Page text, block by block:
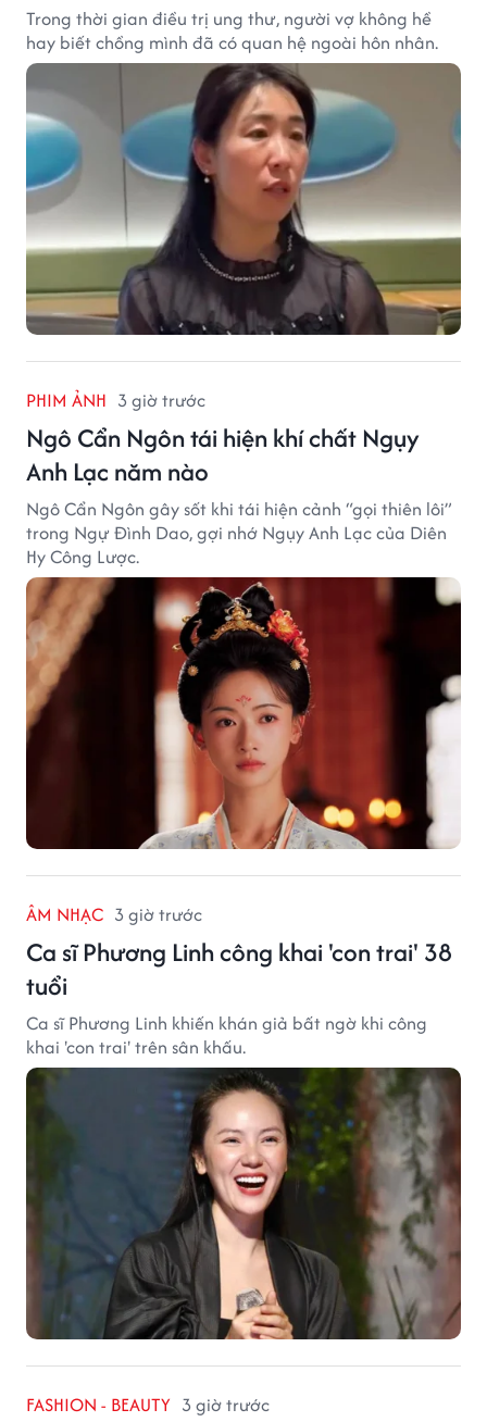
Trong thời gian điều trị ung thư, người vợ không hề
hay biết chồng mình đã có quan hệ ngoài hôn nhân.
PHIM ẢNH 3 giờ trước
Ngô Cẩn Ngôn tái hiện khí chất Ngụy
Anh Lạc năm nào
Ngô Cẩn Ngôn gây sốt khi tái hiện cảnh “gọi thiên lôi”
trong Ngự Đình Dao, gợi nhớ Ngụy Anh Lạc của Diên
Hy Công Lược.
ÂM NHẠC 3 giờ trước
Ca sĩ Phương Linh công khai 'con trai' 38
tuổi
Ca sĩ Phương Linh khiến khán giả bất ngờ khi công
khai 'con trai' trên sân khấu.
FASHION - BEAUTY 3 giờ trước